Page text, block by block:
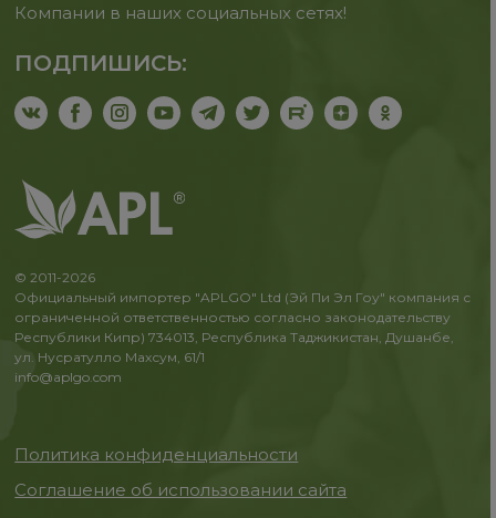
Компании в наших социальных сетях!
ПОДПИШИСЬ:
© 2011-2026
Официальный импортер "APLGO" Ltd (Эй Пи Эл Гоу" компания с
ограниченной ответственностью согласно законодательству
Республики Кипр) 734013, Республика Таджикистан, Душанбе,
ул. Нусратулло Махсум, 61/1
info@aplgo.com
Политика конфиденциальности
Соглашение об использовании сайта